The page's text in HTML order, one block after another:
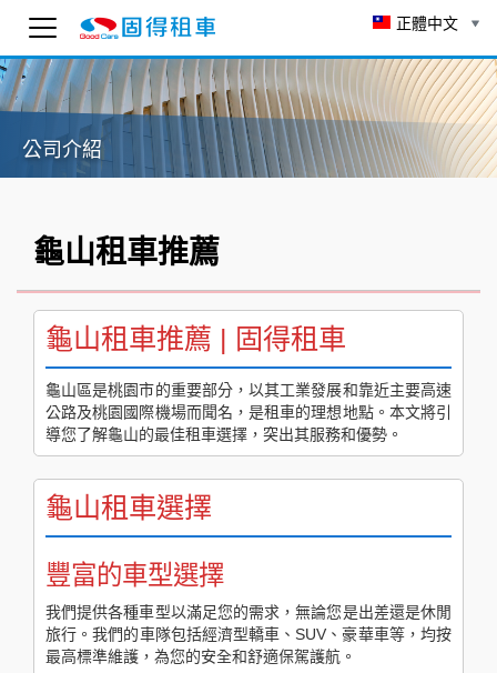
固得租車
線上 AI 客服
為了確保客服可以回覆您，請先輸入 Email。
To ensure you receive our customer service reply
3:38
正體中文
公司介紹
龜山租車推薦
龜山租車推薦 | 固得租車
龜山區是桃園市的重要部分，以其工業發展和靠近主要高速
公路及桃園國際機場而聞名，是租車的理想地點。本文將引
導您了解龜山的最佳租車選擇，突出其服務和優勢。
龜山租車選擇
豐富的車型選擇
我們提供各種車型以滿足您的需求，無論您是出差還是休閒
旅行。我們的車隊包括經濟型轎車、SUV、豪華車等，均按
最高標準維護，為您的安全和舒適保駕護航。